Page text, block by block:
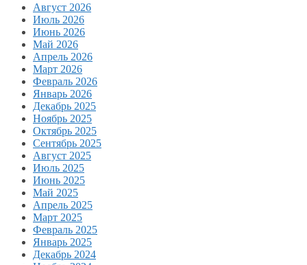
Август 2026
Июль 2026
Июнь 2026
Май 2026
Апрель 2026
Март 2026
Февраль 2026
Январь 2026
Декабрь 2025
Ноябрь 2025
Октябрь 2025
Сентябрь 2025
Август 2025
Июль 2025
Июнь 2025
Май 2025
Апрель 2025
Март 2025
Февраль 2025
Январь 2025
Декабрь 2024